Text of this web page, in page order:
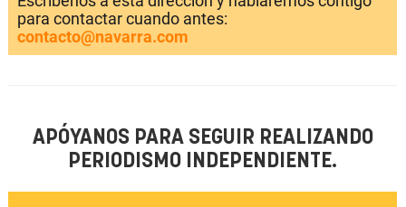
para contactar cuando antes:
contacto@navarra.com
APÓYANOS PARA SEGUIR REALIZANDO
PERIODISMO INDEPENDIENTE.